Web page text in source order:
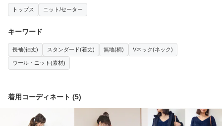
トップス ニット/セーター
キーワード
長袖(袖丈) スタンダード(着丈) 無地(柄) Vネック(ネック)
ウール・ニット(素材)
着用コーディネート (5)